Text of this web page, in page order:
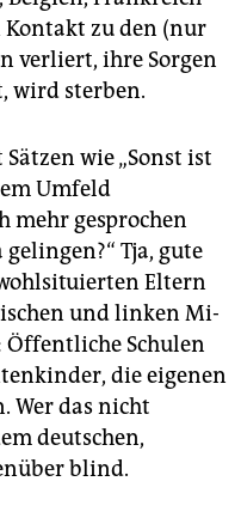
Kontakt zu den (nur
verliert, ihre Sorgen
wird sterben.
wie „Sonst ist
Umfeld
mehr gesprochen
Tja, gute
Eltern
und linken Mi­
Schulen
die eigenen
Wer das nicht
deutschen,
blind.